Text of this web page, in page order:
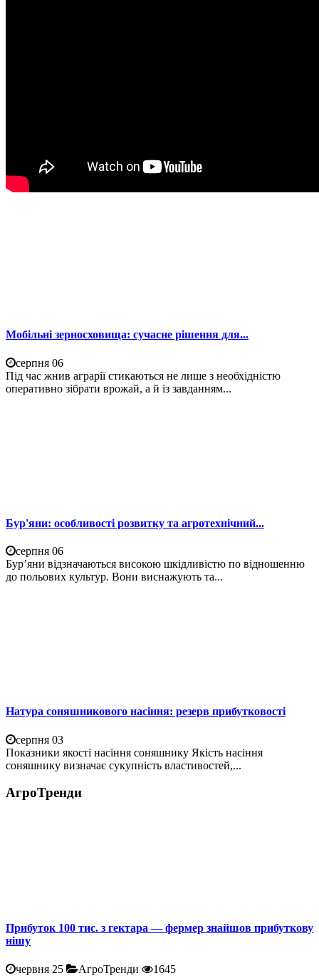
Мобільні зерносховища: сучасне рішення для...
серпня 06
Під час жнив аграрії стикаються не лише з необхідністю
оперативно зібрати врожай, а й із завданням...
Бур'яни: особливості розвитку та агротехнічний...
серпня 06
Бур’яни відзначаються високою шкідливістю по відношенню
до польових культур. Вони виснажують та...
Натура соняшникового насіння: резерв прибутковості
серпня 03
Показники якості насіння соняшнику Якість насіння
соняшнику визначає сукупність властивостей,...
АгроТренди
Прибуток 100 тис. з гектара — фермер знайшов прибуткову
нішу
червня 25 АгроТренди
1645